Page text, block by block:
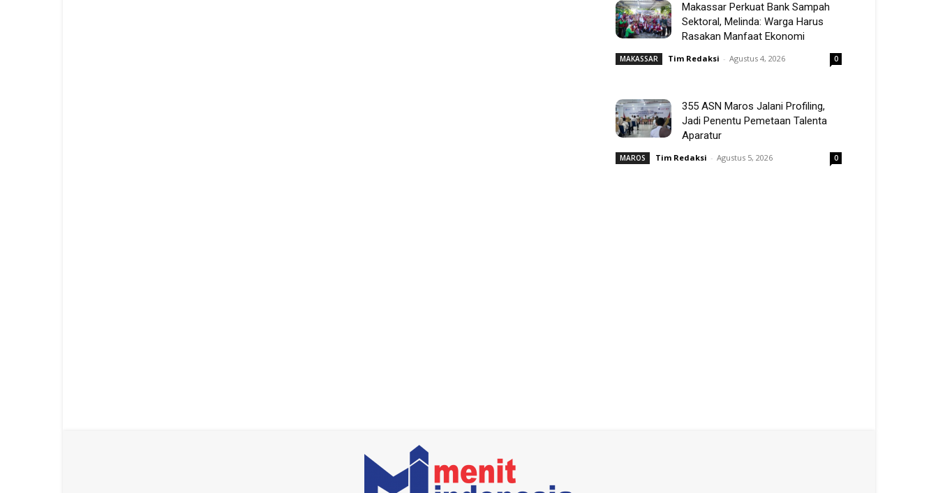
Makassar Perkuat Bank Sampah
Sektoral, Melinda: Warga Harus
Rasakan Manfaat Ekonomi
MAKASSAR Tim Redaksi - Agustus 4, 2026 0
355 ASN Maros Jalani Profiling,
Jadi Penentu Pemetaan Talenta
Aparatur
MAROS Tim Redaksi - Agustus 5, 2026 0